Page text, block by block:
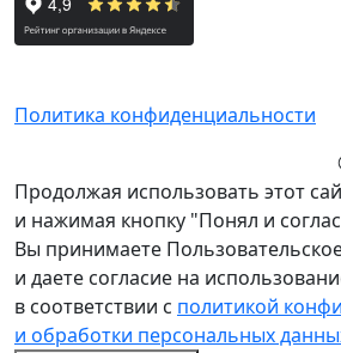
Политика конфиденциальности
Продолжая использовать этот
и нажимая кнопку "Понял и
Вы принимаете
и даете согласие на
в соответствии с политикой
и обработки персональных